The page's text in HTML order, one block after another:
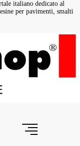
italiano dedicato al
per pavimenti, smalti